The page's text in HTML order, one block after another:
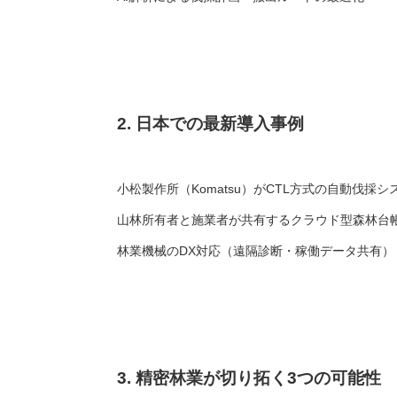
2. 日本での最新導入事例
小松製作所（Komatsu）がCTL方式の自動伐採シ
山林所有者と施業者が共有するクラウド型森林台
林業機械のDX対応（遠隔診断・稼働データ共有）
3. 精密林業が切り拓く3つの可能性